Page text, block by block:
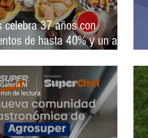
celebra 37 años con
de hasta 40% y un año
M
de lectura